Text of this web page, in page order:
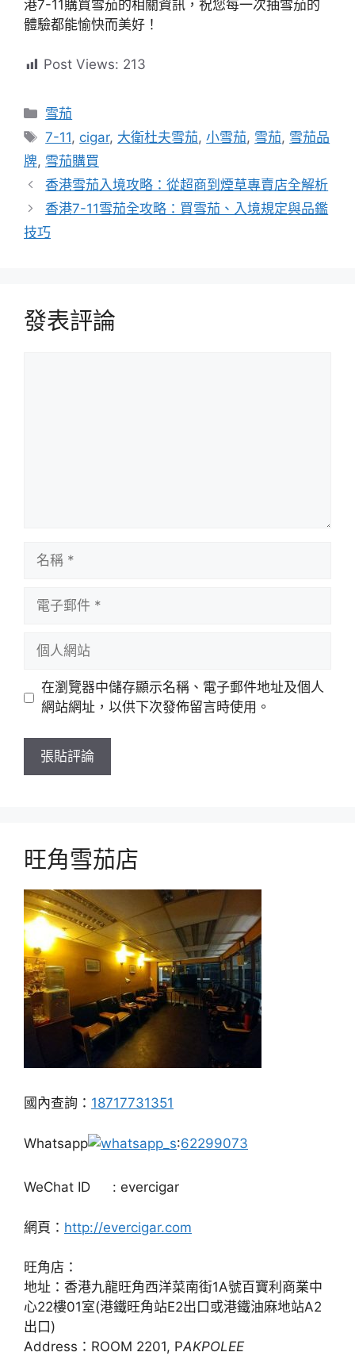
港7-11購買雪茄的相關資訊，祝您每一次抽雪茄的
體驗都能愉快而美好！
Post Views: 213
分
類
雪茄
標
籤
7-11, cigar, 大衛杜夫雪茄,小雪茄, 雪茄, 雪茄品
牌, 雪茄購買
香港雪茄入境攻略：從超商到煙草專賣店全解析
香港7-11雪茄全攻略：買雪茄、入境規定與品鑑
技巧
發表評論
站
在瀏覽器中儲存顯示名稱、電子郵件地址及個人
網站網址，以供下次發佈留言時使用。
旺角雪茄店
國內查詢： 18717731351
Whatsapp :62299073
WeChat ID : evercigar
網頁： http://evercigar.com
旺角店：
地址：香港九龍旺角西洋菜南街1A號百寶利商業中
心22樓01室(港鐵旺角站E2出口或港鐵油麻地站A2
出口)
Address：ROOM 2201, PAKPOLEE